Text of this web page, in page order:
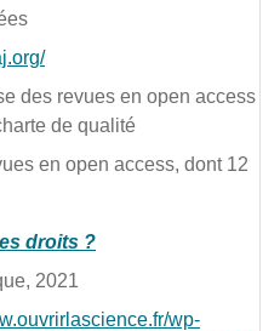
des revues en open access
de qualité
en open access, dont 12
droits ?
2021
wp-